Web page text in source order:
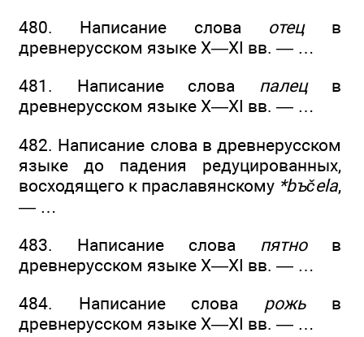
480. Написание слова отецв
древнерусском языке X—XI вв. — …
481. Написание слова палец в
древнерусском языке X—XI вв. — …
482. Написание слова в древнерусском
языке до падения редуцированных,
восходящего к праславянскому *bъčela,
— …
483. Написание слова пятнов
древнерусском языке X—XI вв. — …
484. Написание слова рожь в
древнерусском языке X—XI вв. — …